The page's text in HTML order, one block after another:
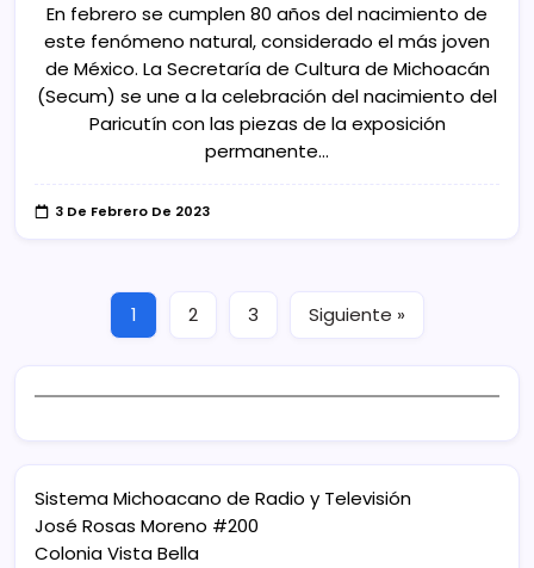
En febrero se cumplen 80 años del nacimiento de
este fenómeno natural, considerado el más joven
de México. La Secretaría de Cultura de Michoacán
(Secum) se une a la celebración del nacimiento del
Paricutín con las piezas de la exposición
permanente…
3 De Febrero De 2023
1 2 3 Siguiente »
Sistema Michoacano de Radio y Televisión
José Rosas Moreno #200
Colonia Vista Bella